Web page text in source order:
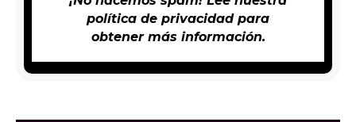
política de privacidadpara
obtener más información.